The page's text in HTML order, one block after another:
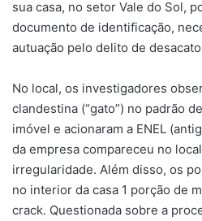
sua casa, no setor Vale do Sol,
documento de identificação,
autuação pelo delito de
No local, os investigadores
clandestina (“gato”) no padrão
imóvel e acionaram a ENEL
da empresa compareceu no
irregularidade. Além disso, os
no interior da casa 1 porção de
crack. Questionada sobre a